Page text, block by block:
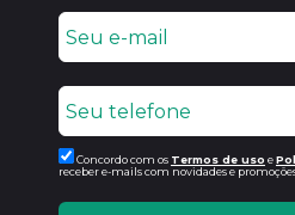
Concordo com os Termos de uso e
receber e-mails com novidades e